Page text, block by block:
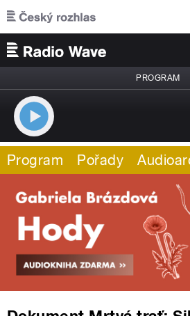
Přejít k hlavnímu obsahu
PROGRAM
Program Pořady